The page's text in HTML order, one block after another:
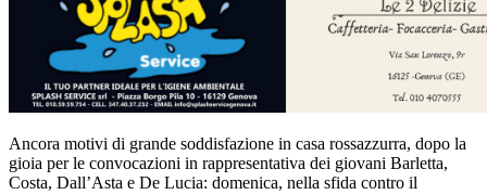
Ancora motivi di grande soddisfazione in casa rossazzurra, dopo la
gioia per le convocazioni in rappresentativa dei giovani Barletta,
Costa, Dall’Asta e De Lucia: domenica, nella sfida contro il